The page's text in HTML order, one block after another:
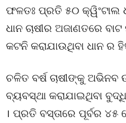
ଫଳତଃ ପ୍ରତି ୫୦ କ୍ୱିଂଟାଲ
ଧାନ ଚାଷୀର ଅଜାଣତରେ
କଟନି କରାଯାଉଥିବା ଧାନ ର
ଚଳିତ ବର୍ଷ ଚାଷୀଙ୍କୁ ଅଭିନବ
ବ୍ୟବସ୍ଥା କରାଯାଇଥିବା
। ପ୍ରତି ବସ୍ତାରେ ପୂର୍ବର